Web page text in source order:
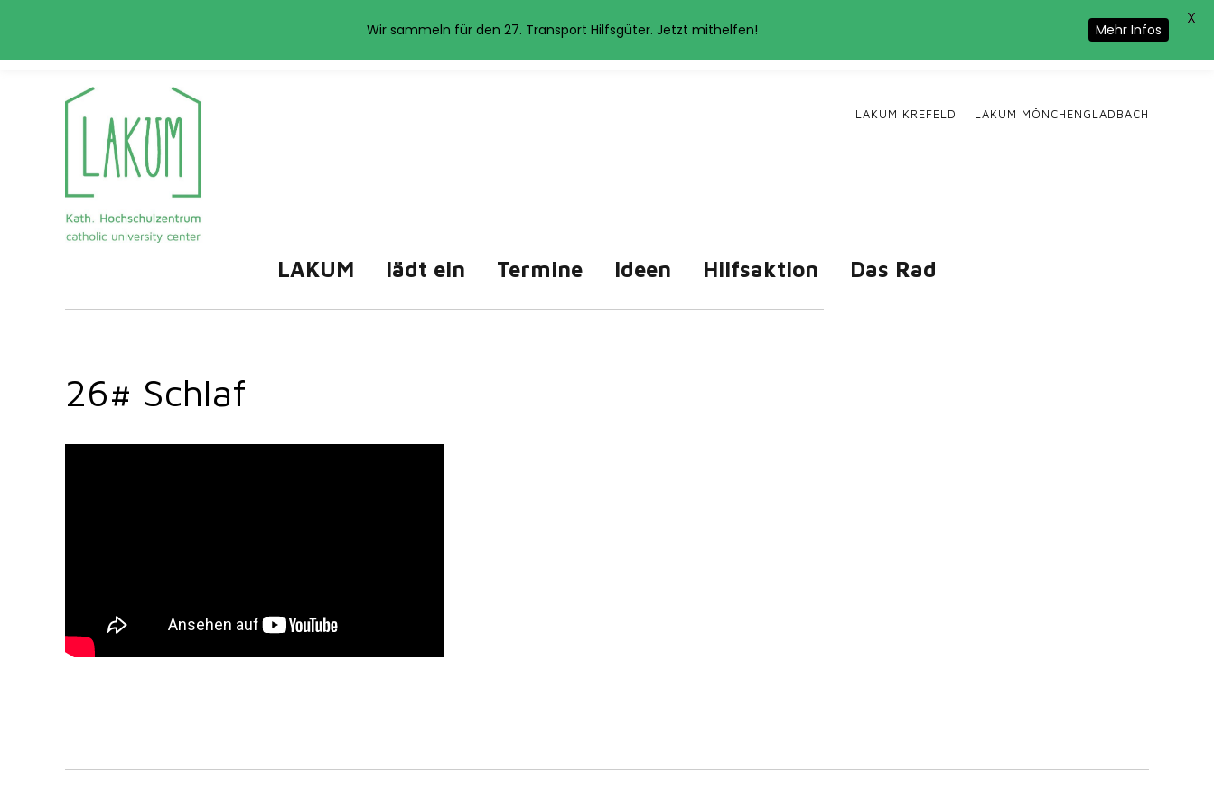
LAKUM KREFELD LAKUM MÖNCHENGLADBACH
LAKUM lädt ein Termine Ideen Hilfsaktion Das Rad
26# Schlaf
Wir sammeln für den 27. Transport Hilfsgüter. Jetzt mithelfen! Mehr Infos
X